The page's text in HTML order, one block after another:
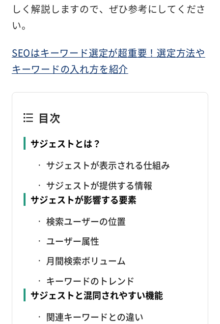
しく解説しますので、ぜひ参考にしてくださ
い。
SEOはキーワード選定が超重要！選定方法や
キーワードの入れ方を紹介
目次
サジェストとは？
サジェストが表示される仕組み
サジェストが提供する情報
サジェストが影響する要素
検索ユーザーの位置
ユーザー属性
月間検索ボリューム
キーワードのトレンド
サジェストと混同されやすい機能
関連キーワードとの違い